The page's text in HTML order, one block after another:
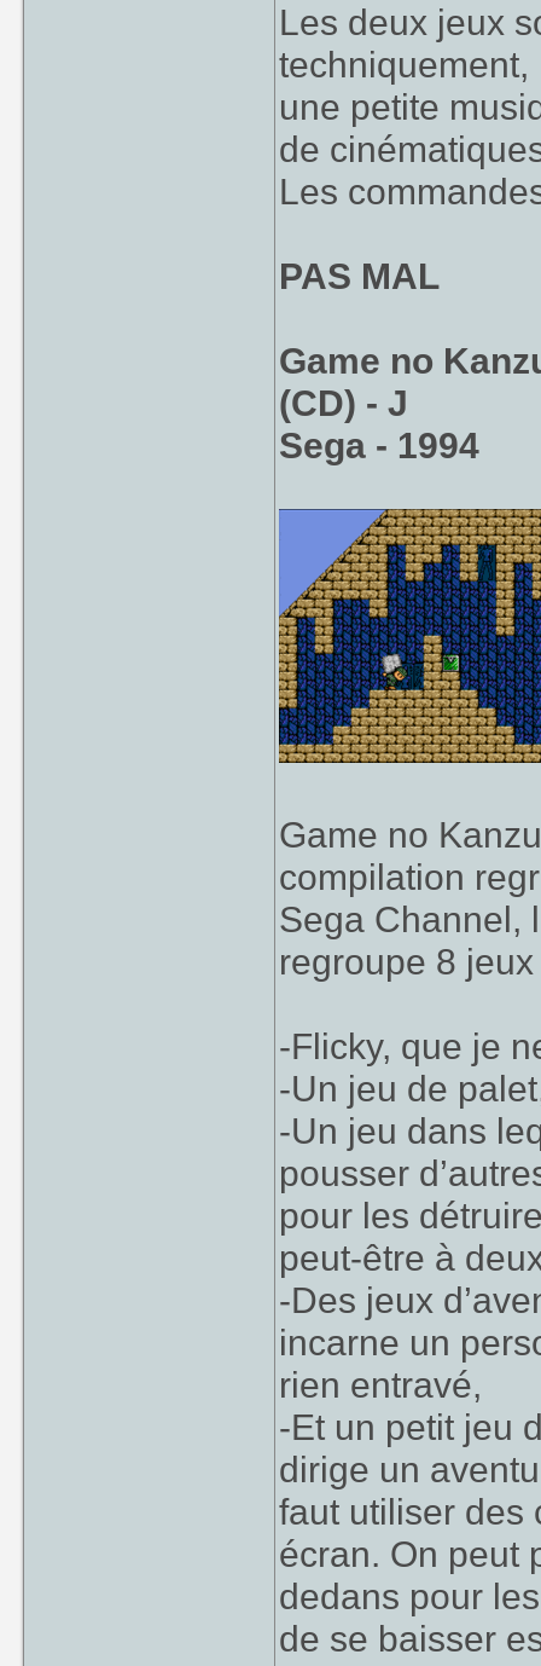
Les deux jeux
une petite
de
Les
PAS MAL
Game no
(CD) - J
Sega - 1994
Game no
compilation
Sega Channel,
regroupe 8 jeux
-Flicky, que je
-Un jeu de
-Un jeu dans
pousser
pour les
peut-être à
-Des jeux
incarne un
rien entravé,
-Et un petit jeu
dirige un
faut utiliser des
écran. On peut
dedans pour
de se baisser